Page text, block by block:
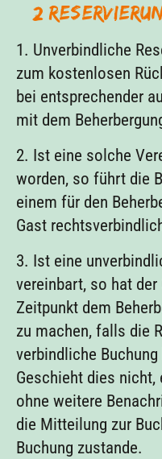
§ 2
1. Unverbindliche
zum kostenlosen
bei entsprechender
mit dem
2. Ist eine solche
worden, so führt die
einem für den
Gast
3. Ist eine
vereinbart, so hat
Zeitpunkt dem
zu machen, falls die
verbindliche
Geschieht dies
ohne weitere
die Mitteilung zur
Buchung zustande.